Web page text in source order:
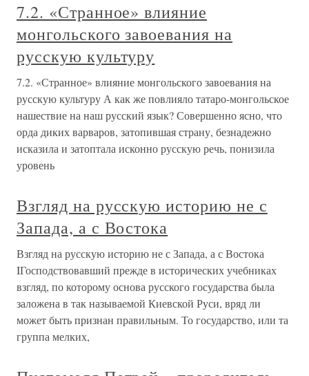
7.2. «Странное» влияние
монгольского завоевания на
русскую культуру
7.2. «Странное» влияние монгольского завоевания на
русскую культуру А как же повлияло татаро-монгольское
нашествие на наш русский язык? Совершенно ясно, что
орда диких варваров, затопившая страну, безнадежно
исказила и затоптала исконно русскую речь, понизила
уровень
Взгляд на русскую историю не с
Запада, а с Востока
Взгляд на русскую историю не с Запада, а с Востока
IГосподствовавший прежде в исторических учебниках
взгляд, по которому основа русского государства была
заложена в так называемой Киевской Руси, вряд ли
может быть признан правильным. То государство, или та
группа мелких,